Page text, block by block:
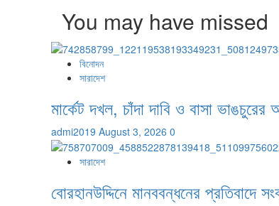
You may have missed
বিনোদন
সারাদেশ
মার্কেট দখল, চাঁদা দাবি ও বাসা
admi2019 August 3, 2026 0
সারাদেশ
বোরহানউদ্দিনে মানববন্ধনের প্রতিবাদে